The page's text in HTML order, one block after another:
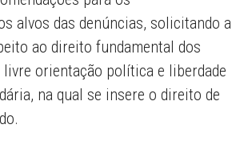
alvos das denúncias, solicitando a
ao direito fundamental dos
orientação política e liberdade
na qual se insere o direito de